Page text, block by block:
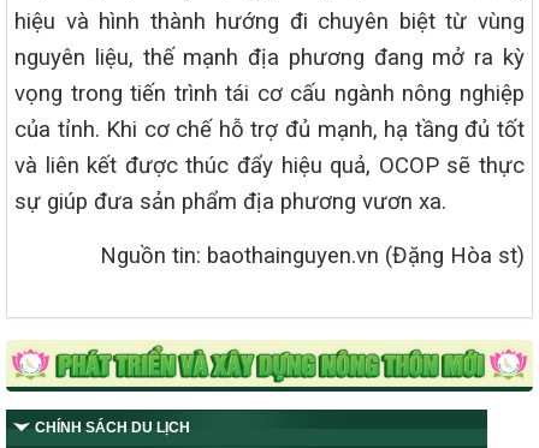
hiệu và hình thành hướng đi chuyên biệt từ vùng
nguyên liệu, thế mạnh địa phương đang mở ra kỳ
vọng trong tiến trình tái cơ cấu ngành nông nghiệp
của tỉnh. Khi cơ chế hỗ trợ đủ mạnh, hạ tầng đủ tốt
và liên kết được thúc đẩy hiệu quả, OCOP sẽ thực
sự giúp đưa sản phẩm địa phương vươn xa.
Nguồn tin: baothainguyen.vn (Đặng Hòa st)
CHÍNH SÁCH DU LỊCH